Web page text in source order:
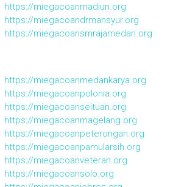
https://miegacoanmadiun.org
https://miegacoandrmansyur.org
https://miegacoansmrajamedan.org
https://miegacoanmedankarya.org
https://miegacoanpolonia.org
https://miegacoanseituan.org
https://miegacoanmagelang.org
https://miegacoanpeterongan.org
https://miegacoanpamularsih.org
https://miegacoanveteran.org
https://miegacoansolo.org